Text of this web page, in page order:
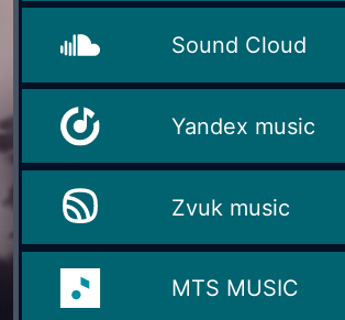
Sound Cloud
Yandex music
Zvuk music
MTS MUSIC